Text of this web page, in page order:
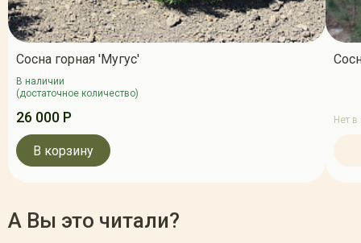
Сосна горная 'Мугус'
В наличии
(достаточное количество)
26 000 Р
В корзину
Нет
А Вы это читали?